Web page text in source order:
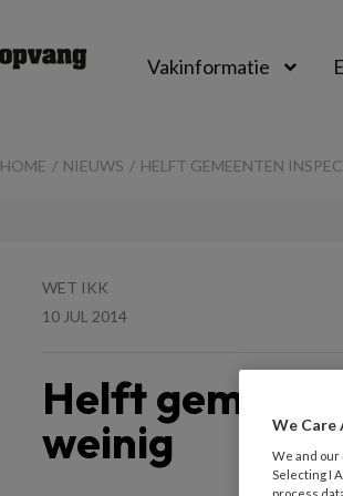
Vakinformatie
HOME NIEUWS HELFT GEMEENTEN
WET IKK
10 JUL 2014
Helft
weinig
We Care
We and our
Selecting I